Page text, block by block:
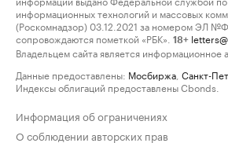
информационных технологий и массовых
(Роскомнадзор) 03.12.2021 за номером ЭЛ
сопровождаются пометкой «РБК».
18+
Владельцем сайта является информационное
Данные предоставлены: Мосбиржа Санкт-
Индексы облигаций предоставлены Cbonds.
Информация об ограничениях
О соблюдении авторских прав